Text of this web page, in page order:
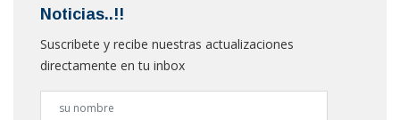
Noticias..!!
Suscribete y recibe nuestras actualizaciones
directamente en tu inbox